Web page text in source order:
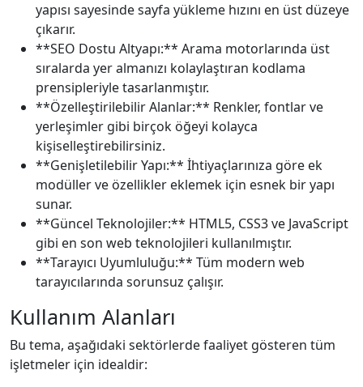
yapısı sayesinde sayfa yükleme hızını en üst düzeye
çıkarır.
**SEO Dostu Altyapı:** Arama motorlarında üst
sıralarda yer almanızı kolaylaştıran kodlama
prensipleriyle tasarlanmıştır.
**Özelleştirilebilir Alanlar:** Renkler, fontlar ve
yerleşimler gibi birçok öğeyi kolayca
kişiselleştirebilirsiniz.
**Genişletilebilir Yapı:** İhtiyaçlarınıza göre ek
modüller ve özellikler eklemek için esnek bir yapı
sunar.
**Güncel Teknolojiler:** HTML5, CSS3 ve JavaScript
gibi en son web teknolojileri kullanılmıştır.
**Tarayıcı Uyumluluğu:** Tüm modern web
tarayıcılarında sorunsuz çalışır.
Kullanım Alanları
Bu tema, aşağıdaki sektörlerde faaliyet gösteren tüm
işletmeler için idealdir: